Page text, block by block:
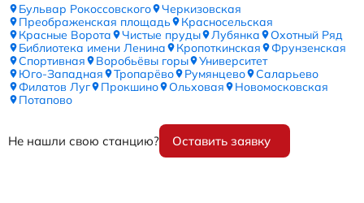
Бульвар Рокоссовского
Черкизовская
Преображенская площадь
Красносельская
Красные Ворота
Чистые пруды Лубянка
Охотный Ряд
Библиотека имени Ленина
Кропоткинская
Фрунзенская
Спортивная
Воробьёвы горы
Университет
Юго-Западная
Тропарёво Румянцево
Саларьево
Филатов Луг
Прокшино Ольховая
Новомосковская
Потапово
Не нашли свою станцию? Оставить заявку